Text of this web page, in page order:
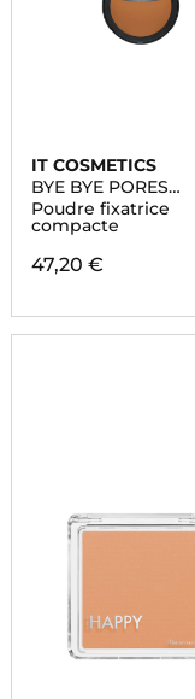
IT COSMETICS
BYE BYE PORES
PRESSED™
Poudre fixatrice
compacte
47,20 €